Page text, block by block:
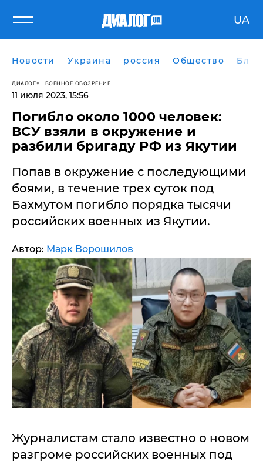
UA
Новости Украина россия Общество
ДИАЛОГ ВОЕННОЕ ОБОЗРЕНИЕ
11 июля 2023, 15:56
Погибло около 1000 человек:
ВСУ взяли в окружение и
разбили бригаду РФ из Якутии
Попав в окружение с последующими
боями, в течение трех суток под
Бахмутом погибло порядка тысячи
российских военных из Якутии.
Автор: Марк Ворошилов
Журналистам стало известно о новом
разгроме российских военных под